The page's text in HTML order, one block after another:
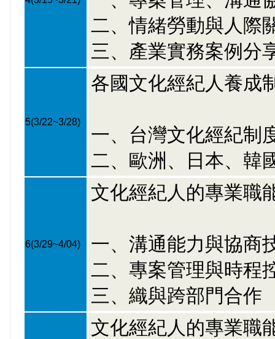
二、情緒勞動與人際
三、產業實務案例分
5(3/22~3/28)
各國文化經紀人養成
一、台灣文化經紀制
二、歐洲、日本、韓
6(3/29~4/04)
文化經紀人的專業職
一、溝通能力與協商
二、專案管理與時程
三、織與跨部門合作
文化經紀人的專業職